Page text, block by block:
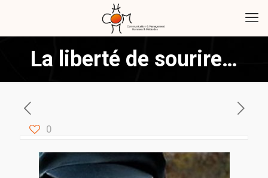
La liberté de sourire…
0